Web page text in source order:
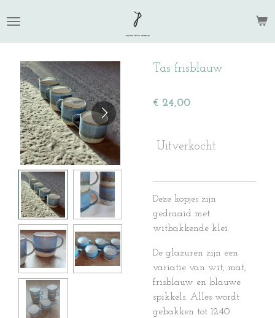
direct
naar
hoofdinhoud
Tas frisblauw
€ 24,00
Uitverkocht
Deze kopjes zijn
gedraaid met
witbakkende klei.
De glazuren zijn een
variatie van wit, mat,
frisblauw en blauwe
spikkels. Alles wordt
gebakken tot 1240